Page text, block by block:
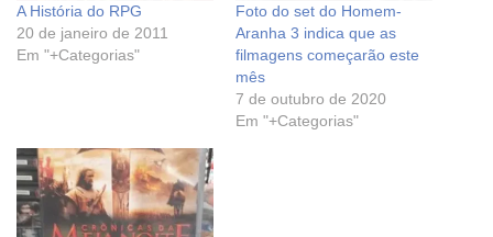
A História do RPG
20 de janeiro de 2011
Em "+Categorias"
Foto do set do Homem-
Aranha 3 indica que as
filmagens começarão este
mês
7 de outubro de 2020
Em "+Categorias"